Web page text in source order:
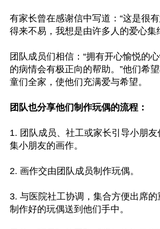
有家长曾在感谢信中写道：“这是很
得来不易，我想是由许多人的爱心集
团队成员们相信：“拥有开心愉悦的
的病情会有极正向的帮助。”他们希
童们全家，使他们充满爱与希望。
团队也分享他们制作玩偶的流程：
1. 团队成员、社工或家长引导小朋友
集小朋友的画作。
2. 画作交由团队成员制作玩偶。
3. 与医院社工协调，集合方便出席
制作好的玩偶送到他们手中。